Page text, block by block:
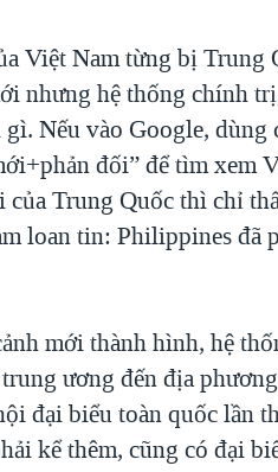
Việt Nam từng bị Trung
nhưng hệ thống chính
Nếu vào Google, dùng
đối” để tìm xem
Trung Quốc thì chỉ
loan tin: Philippines đã
mới thành hình, hệ
ương đến địa
đại biểu toàn quốc lần
kể thêm, cũng có đại